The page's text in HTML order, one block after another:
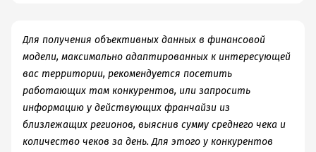
Для получения объективных данных в финансовой
модели, максимально адаптированных к интересующей
вас территории, рекомендуется посетить
работающих там конкурентов, или запросить
информацию у действующих франчайзи из
близлежащих регионов, выяснив сумму среднего чека и
количество чеков за день. Для этого у конкурентов